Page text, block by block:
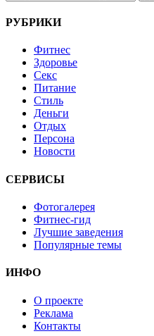
РУБРИКИ
Фитнес
Здоровье
Секс
Питание
Стиль
Деньги
Отдых
Персона
Новости
СЕРВИСЫ
Фотогалерея
Фитнес-гид
Лучшие заведения
Популярные темы
ИНФО
О проекте
Реклама
Контакты